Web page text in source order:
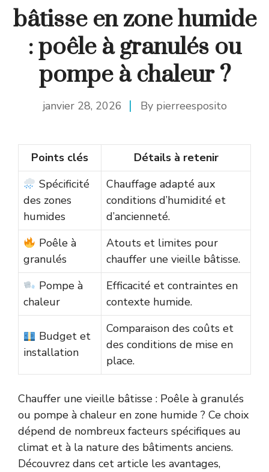
bâtisse en zone humide
: poêle à granulés ou
pompe à chaleur ?
janvier 28, 2026 By pierreesposito
Points clés
Détails à retenir
Spécificité
des zones
humides
Chauffage adapté aux
conditions d’humidité et
d’ancienneté.
Poêle à
granulés
Atouts et limites pour
chauffer une vieille bâtisse.
Pompe à
chaleur
Efficacité et contraintes en
contexte humide.
Budget et
installation
Comparaison des coûts et
des conditions de mise en
place.
Chauffer une vieille bâtisse : Poêle à granulés
ou pompe à chaleur en zone humide ? Ce choix
dépend de nombreux facteurs spécifiques au
climat et à la nature des bâtiments anciens.
Découvrez dans cet article les avantages,